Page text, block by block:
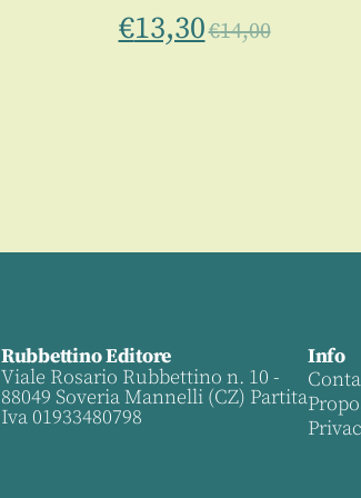
€13,30€14,00
Rubbettino Editore
Viale Rosario Rubbettino n. 10 -
88049 Soveria Mannelli (CZ) Partita
Iva 01933480798
Info